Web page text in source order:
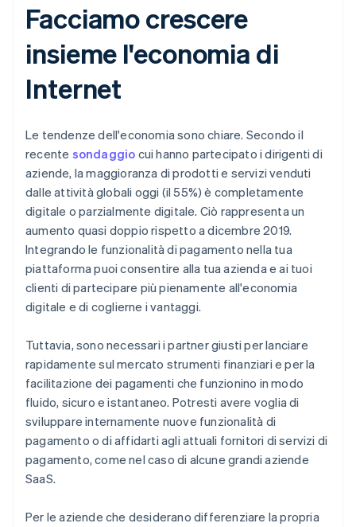
Facciamo crescere
insieme l'economia di
Internet
Le tendenze dell'economia sono chiare. Secondo il
recente sondaggio cui hanno partecipato i dirigenti di
aziende, la maggioranza di prodotti e servizi venduti
dalle attività globali oggi (il 55%) è completamente
digitale o parzialmente digitale. Ciò rappresenta un
aumento quasi doppio rispetto a dicembre 2019.
Integrando le funzionalità di pagamento nella tua
piattaforma puoi consentire alla tua azienda e ai tuoi
clienti di partecipare più pienamente all'economia
digitale e di coglierne i vantaggi.
Tuttavia, sono necessari i partner giusti per lanciare
rapidamente sul mercato strumenti finanziari e per la
facilitazione dei pagamenti che funzionino in modo
fluido, sicuro e istantaneo. Potresti avere voglia di
sviluppare internamente nuove funzionalità di
pagamento o di affidarti agli attuali fornitori di servizi di
pagamento, come nel caso di alcune grandi aziende
SaaS.
Per le aziende che desiderano differenziare la propria